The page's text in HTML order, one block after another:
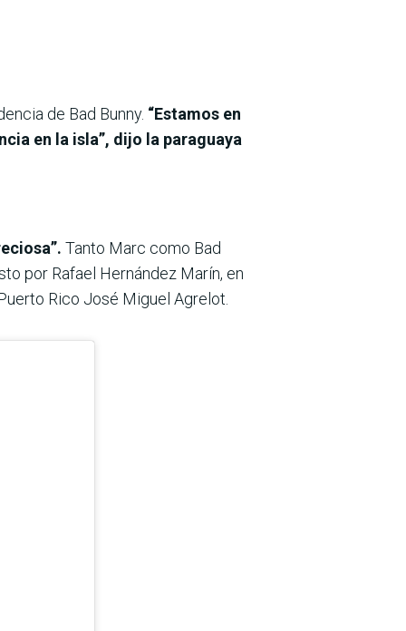
de Bad Bunny. “Estamos en
en la isla”, dijo la paraguaya
Tanto Marc como Bad
por Rafael Hernández Marín, en
Rico José Miguel Agrelot.